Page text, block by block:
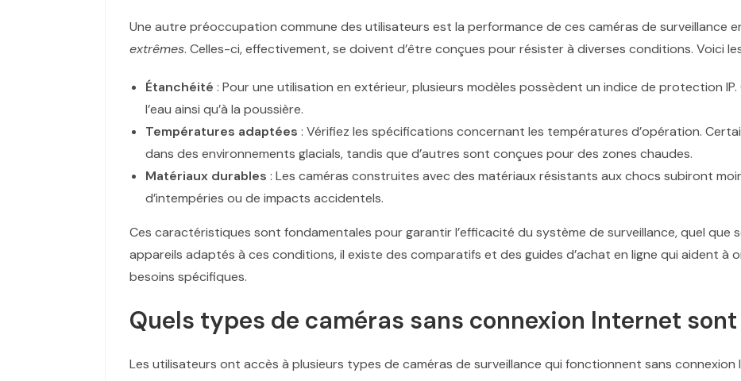
Une autre préoccupation commune des utilisateurs est la performance de ces caméras de surveillance
extrêmes. Celles-ci, effectivement, se doivent d’être conçues pour résister à diverses conditions. Voici
Étanchéité : Pour une utilisation en extérieur, plusieurs modèles possèdent un indice de protection
l’eau ainsi qu’à la poussière.
Températures adaptées : Vérifiez les spécifications concernant les températures d’opération.
dans des environnements glacials, tandis que d’autres sont conçues pour des zones chaudes.
Matériaux durables : Les caméras construites avec des matériaux résistants aux chocs subiront
d’intempéries ou de impacts accidentels.
Ces caractéristiques sont fondamentales pour garantir l’efficacité du système de surveillance, quel que
appareils adaptés à ces conditions, il existe des comparatifs et des guides d’achat en ligne qui aident à
besoins spécifiques.
Quels types de caméras sans connexion Internet
Les utilisateurs ont accès à plusieurs types de caméras de surveillance qui fonctionnent sans